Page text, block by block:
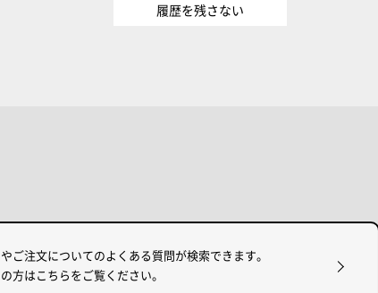
履歴を残さない
ご注文についてのよくある質問が検索できます。
方はこちらをご覧ください。